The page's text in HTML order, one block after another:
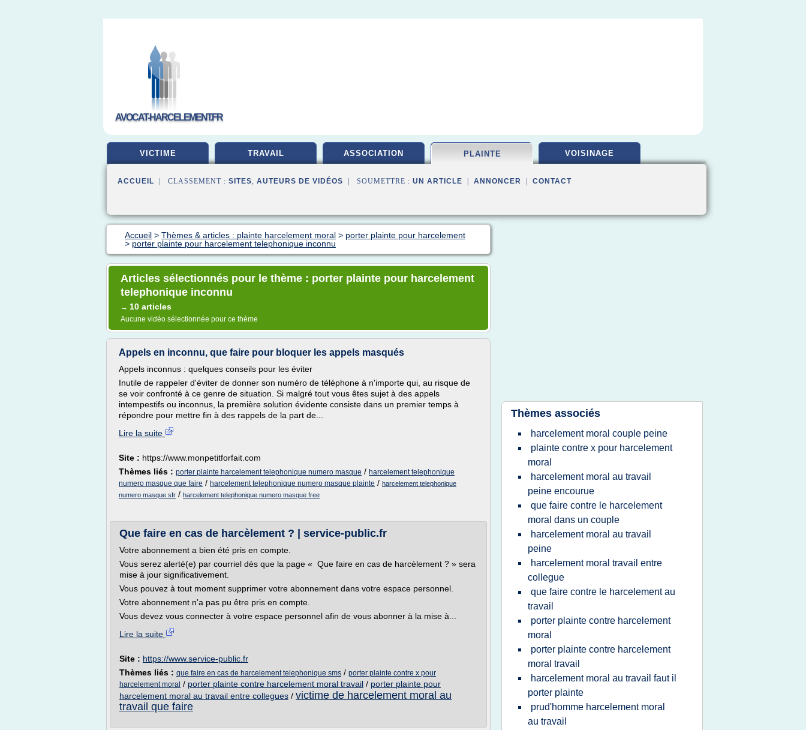
AVOCAT-HARCELEMENT.FR
VICTIME TRAVAIL ASSOCIATION PLAINTE VOISINAGE
ACCUEIL | CLASSEMENT : SITES, AUTEURS DE VIDÉOS | SOUMETTRE : UN ARTICLE ANNONCER CONTACT
Accueil > Thèmes & articles : plainte harcelement moral > porter plainte pour harcelement
> porter plainte pour harcelement telephonique inconnu
Articles sélectionnés pour le thème : porter plainte pour harcelement
telephonique inconnu
→ 10 articles
Aucune vidéo sélectionnée pour ce thème
Appels en inconnu, que faire pour bloquer les appels masqués
Appels inconnus : quelques conseils pour les éviter
Inutile de rappeler d'éviter de donner son numéro de téléphone à n'importe qui, au risque de
se voir confronté à ce genre de situation. Si malgré tout vous êtes sujet à des appels
intempestifs ou inconnus, la première solution évidente consiste dans un premier temps à
répondre pour mettre fin à des rappels de la part de...
Lire la suite
Site : https://www.monpetitforfait.com
Thèmes liés : porter plainte harcelement telephonique numero masque / harcelement telephonique
numero masque que faire / harcelement telephonique numero masque plainte / harcelement telephonique
numero masque sfr / harcelement telephonique numero masque free
Que faire en cas de harcèlement ? | service-public.fr
Votre abonnement a bien été pris en compte.
Vous serez alerté(e) par courriel dès que la page « Que faire en cas de harcèlement ? » sera
mise à jour significativement.
Vous pouvez à tout moment supprimer votre abonnement dans votre espace personnel.
Votre abonnement n'a pas pu être pris en compte.
Vous devez vous connecter à votre espace personnel afin de vous abonner à la mise à...
Lire la suite
Site : https://www.service-public.fr
Thèmes liés : que faire en cas de harcelement telephonique sms / porter plainte contre x pour
harcelement moral / porter plainte contre harcelement moral travail / porter plainte pour
harcelement moral au travail entre collegues / victime de harcelement moral au
travail que faire
Thèmes associés
harcelement moral couple peine
plainte contre x pour harcelement
moral
harcelement moral au travail
peine encourue
que faire contre le harcelement
moral dans un couple
harcelement moral au travail
peine
harcelement moral travail entre
collegue
que faire contre le harcelement au
travail
porter plainte contre harcelement
moral
porter plainte contre harcelement
moral travail
harcelement moral au travail faut il
porter plainte
prud'homme harcelement moral
au travail